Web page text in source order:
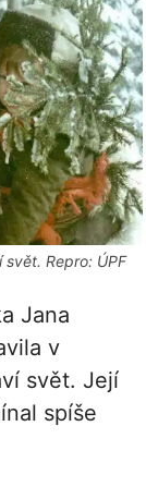
Repro: ÚPF
Jana
v
svět. Její
spíše